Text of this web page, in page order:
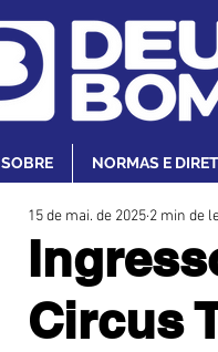
SOBRE NORMAS E
Circus
15 de mai. de 2025 2 min de